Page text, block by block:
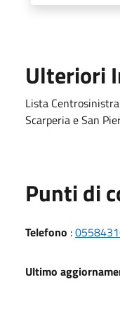
Ulteriori
Lista
Scarperia e San
Punti di
Telefono :
Ultimo